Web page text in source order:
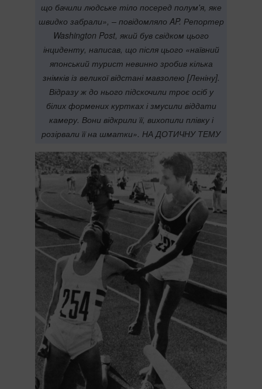
що бачили людське тіло посеред полум'я, яке
швидко забрали», – повідомляло AP. Репортер
Washington Post, який був свідком цього
інциденту, написав, що після цього «наївний
японський турист невинно зробив кілька
знімків із великої відстані мавзолею [Леніну].
Відразу ж до нього підскочили троє осіб у
білих формених куртках і змусили віддати
камеру. Вони відкрили її, вихопили плівку і
розірвали її на шматки». НА ДОТИЧНУ ТЕМУ